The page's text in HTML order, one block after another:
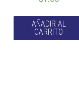
AÑADIR AL
CARRITO